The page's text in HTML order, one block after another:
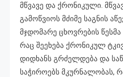
მწვავე და ქრონიკული.
გამოწვიოს მძიმე საგნის
მჯდომარე ცხოვრების
რაც შეეხება ქრონიკულ
დიდხანს გრძელდება და
საჭიროებს მკურნალობას,